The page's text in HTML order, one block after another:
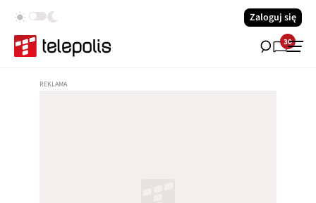
Zaloguj się
30